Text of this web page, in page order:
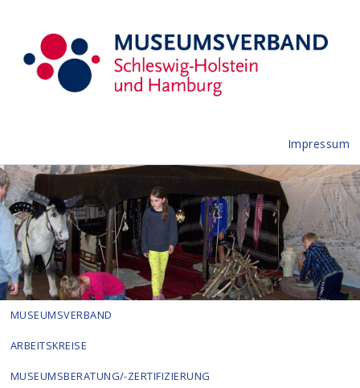
Impressum
MUSEUMSVERBAND
ARBEITSKREISE
MUSEUMSBERATUNG/-ZERTIFIZIERUNG